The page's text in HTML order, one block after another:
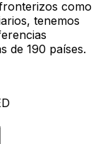
como
tenemos
de 190 países.